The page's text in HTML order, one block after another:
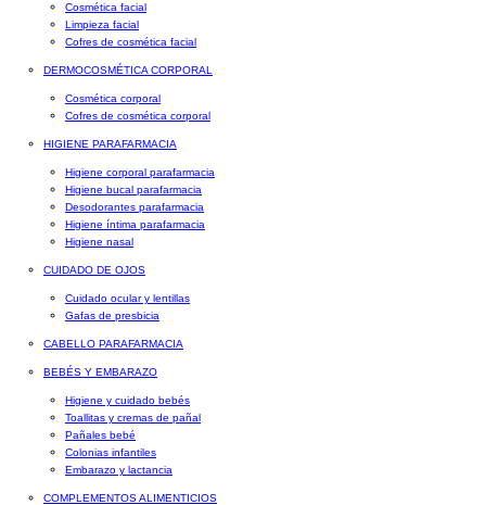
Cosmética facial
Limpieza facial
Cofres de cosmética facial
DERMOCOSMÉTICA CORPORAL
Cosmética corporal
Cofres de cosmética corporal
HIGIENE PARAFARMACIA
Higiene corporal parafarmacia
Higiene bucal parafarmacia
Desodorantes parafarmacia
Higiene íntima parafarmacia
Higiene nasal
CUIDADO DE OJOS
Cuidado ocular y lentillas
Gafas de presbicia
CABELLO PARAFARMACIA
BEBÉS Y EMBARAZO
Higiene y cuidado bebés
Toallitas y cremas de pañal
Pañales bebé
Colonias infantiles
Embarazo y lactancia
COMPLEMENTOS ALIMENTICIOS